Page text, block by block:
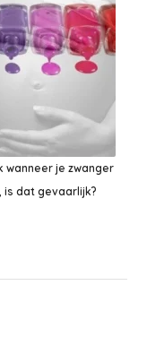
wanneer je zwanger
is dat gevaarlijk?